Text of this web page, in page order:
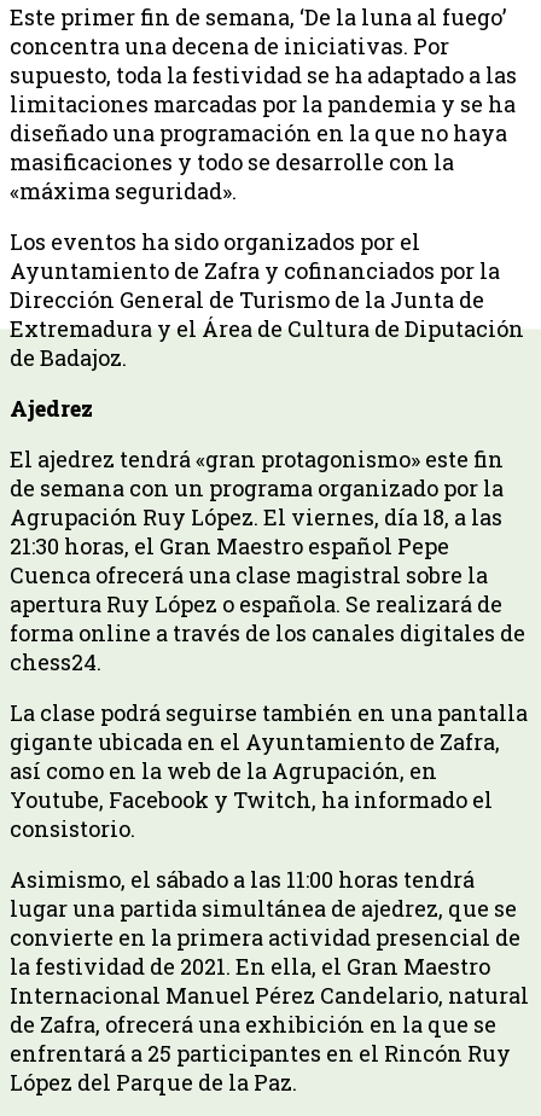
Este primer fin de semana, ‘De la luna al fuego’
concentra una decena de iniciativas. Por
supuesto, toda la festividad se ha adaptado a las
limitaciones marcadas por la pandemia y se ha
diseñado una programación en la que no haya
masificaciones y todo se desarrolle con la
«máxima seguridad».
Los eventos ha sido organizados por el
Ayuntamiento de Zafra y cofinanciados por la
Dirección General de Turismo de la Junta de
Extremadura y el Área de Cultura de Diputación
de Badajoz.
Ajedrez
El ajedrez tendrá «gran protagonismo» este fin
de semana con un programa organizado por la
Agrupación Ruy López. El viernes, día 18, a las
21:30 horas, el Gran Maestro español Pepe
Cuenca ofrecerá una clase magistral sobre la
apertura Ruy López o española. Se realizará de
forma online a través de los canales digitales de
chess24.
La clase podrá seguirse también en una pantalla
gigante ubicada en el Ayuntamiento de Zafra,
así como en la web de la Agrupación, en
Youtube, Facebook y Twitch, ha informado el
consistorio.
Asimismo, el sábado a las 11:00 horas tendrá
lugar una partida simultánea de ajedrez, que se
convierte en la primera actividad presencial de
la festividad de 2021. En ella, el Gran Maestro
Internacional Manuel Pérez Candelario, natural
de Zafra, ofrecerá una exhibición en la que se
enfrentará a 25 participantes en el Rincón Ruy
López del Parque de la Paz.